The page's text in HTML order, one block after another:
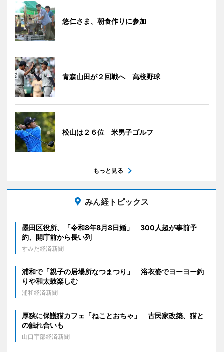
悠仁さま、朝食作りに参加
青森山田が２回戦へ 高校野球
松山は２６位 米男子ゴルフ
もっと見る
みん経トピックス
墨田区役所、「令和8年8月8日婚」 300人超が事前予
約、開庁前から長い列
すみだ経済新聞
浦和で「親子の居場所なつまつり」 浴衣姿でヨーヨー釣
りや和太鼓楽しむ
浦和経済新聞
厚狭に保護猫カフェ「ねことおちゃ」 古民家改築、猫と
の触れ合いも
山口宇部経済新聞